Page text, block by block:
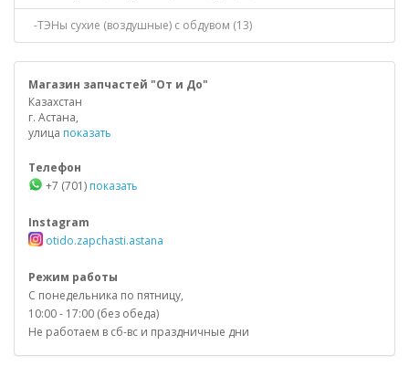
-ТЭНы сухие (воздушные) с обдувом (13)
Магазин запчастей "От и До"
Казахстан
г. Астана,
улица показать
Телефон
+7 (701) показать
Instagram
otido.zapchasti.astana
Режим работы
С понедельника по пятницу,
10:00 - 17:00 (без обеда)
Не работаем в сб-вс и праздничные дни